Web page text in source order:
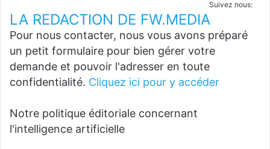
Suivez nous:
LA REDACTION DE FW.MEDIA
Pour nous contacter, nous vous avons préparé
un petit formulaire pour bien gérer votre
demande et pouvoir l'adresser en toute
confidentialité. Cliquez ici pour y accéder
Notre politique éditoriale concernant
l'intelligence artificielle